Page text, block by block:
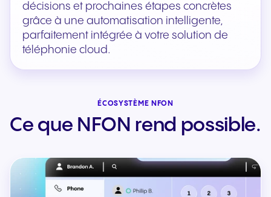
décisions et prochaines étapes concrètes
grâce à une automatisation intelligente,
parfaitement intégrée à votre solution de
téléphonie cloud.
ÉCOSYSTÈME NFON
Ce que NFON rend possible.